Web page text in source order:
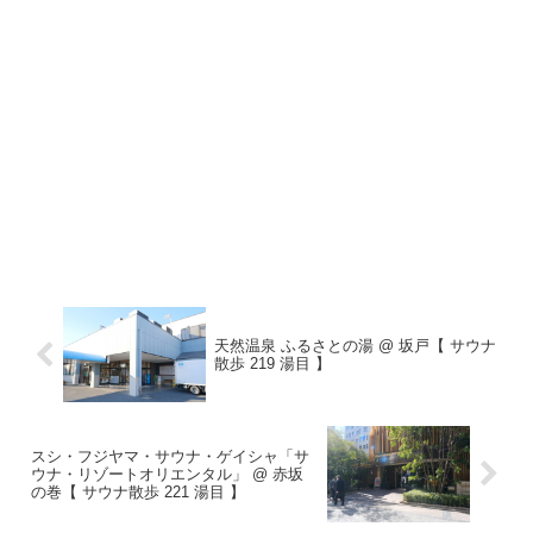
天然温泉 ふるさとの湯 @ 坂戸【 サウナ
散歩 219 湯目 】
スシ・フジヤマ・サウナ・ゲイシャ「サ
ウナ・リゾートオリエンタル」 @ 赤坂
の巻【 サウナ散歩 221 湯目 】